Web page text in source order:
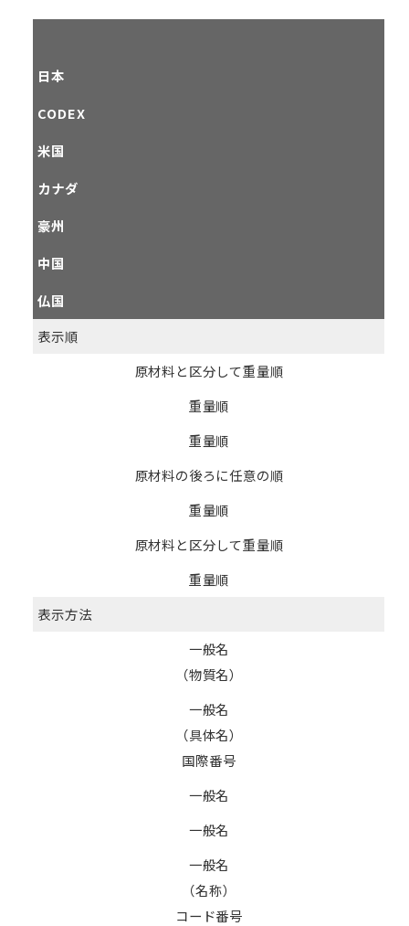
日本
CODEX
米国
カナダ
豪州
中国
仏国
表示順
原材料と区分して重量順
重量順
重量順
原材料の後ろに任意の順
重量順
原材料と区分して重量順
重量順
表示方法
一般名
（物質名）
一般名
（具体名）
国際番号
一般名
一般名
一般名
（名称）
コード番号